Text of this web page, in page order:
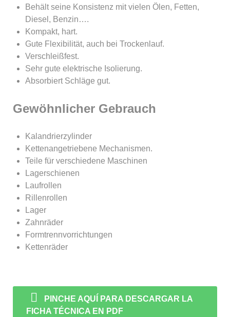
Behält seine Konsistenz mit vielen Ölen, Fetten,
Diesel, Benzin….
Kompakt, hart.
Gute Flexibilität, auch bei Trockenlauf.
Verschleißfest.
Sehr gute elektrische Isolierung.
Absorbiert Schläge gut.
Gewöhnlicher Gebrauch
Kalandrierzylinder
Kettenangetriebene Mechanismen.
Teile für verschiedene Maschinen
Lagerschienen
Laufrollen
Rillenrollen
Lager
Zahnräder
Formtrennvorrichtungen
Kettenräder
PINCHE AQUÍ PARA DESCARGAR LA
FICHA TÉCNICA EN PDF